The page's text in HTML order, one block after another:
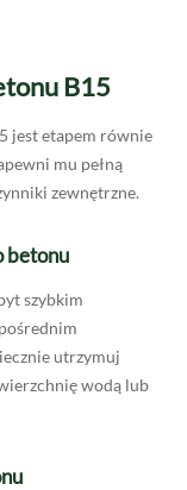
B15
jest etapem równie
mu pełną
zewnętrzne.
betonu
szybkim
utrzymuj
wodą lub